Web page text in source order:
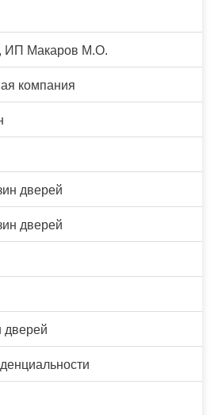
ИП Макаров М.О.
компания
дверей
дверей
дверей